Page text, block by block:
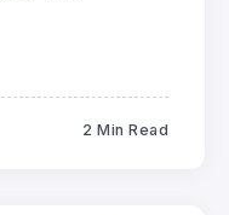
2 Min Read